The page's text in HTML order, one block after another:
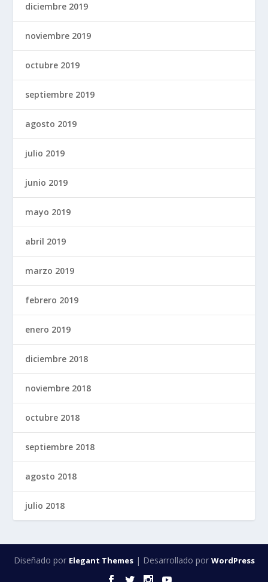
diciembre 2019
noviembre 2019
octubre 2019
septiembre 2019
agosto 2019
julio 2019
junio 2019
mayo 2019
abril 2019
marzo 2019
febrero 2019
enero 2019
diciembre 2018
noviembre 2018
octubre 2018
septiembre 2018
agosto 2018
julio 2018
Diseñado por Elegant Themes| Desarrollado por WordPress